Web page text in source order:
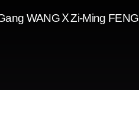
WANGＸZi-Ming FENG